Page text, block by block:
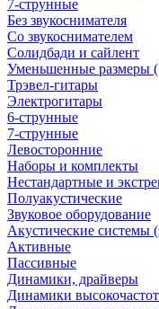
7-струнные
Без звукоснимателя
Со звукоснимателем
Солидбади и сайлент
Уменьшенные размеры
Трэвел-гитары
Электрогитары
6-струнные
7-струнные
Левосторонние
Наборы и комплекты
Нестандартные и
Полуакустические
Звуковое оборудование
Акустические системы
Активные
Пассивные
Динамики, драйверы
Динамики